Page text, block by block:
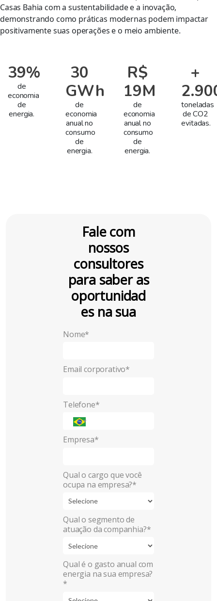
Casas Bahia com a sustentabilidade e a inovação,
demonstrando como práticas modernas podem impactar
positivamente suas operações e o meio ambiente.
39%
de
economia
de
energia.
30
GWh
de
economia
anual no
consumo
de
energia.
R$
19M
de
economia
anual no
consumo
de
energia.
+
toneladas
de CO2
evitadas.
Fale com
nossos
consultores
para saber as
oportunidad
es na sua
empresa
Nome*
Email corporativo*
Telefone*
Empresa*
Qual o cargo que você
ocupa na empresa?*
Qual o segmento de
atuação da companhia?*
Qual é o gasto anual com
energia na sua empresa?
*